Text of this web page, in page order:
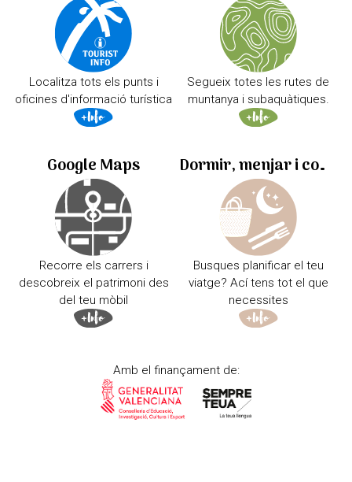
Localitza tots els punts i
oficines d'informació turística
Segueix totes les rutes de
muntanya i subaquàtiques.
Google Maps
Recorre els carrers i
descobreix el patrimoni des
del teu mòbil
Dormir, menjar i comprar
Busques planificar el teu
viatge? Ací tens tot el que
necessites
Amb el finançament de: